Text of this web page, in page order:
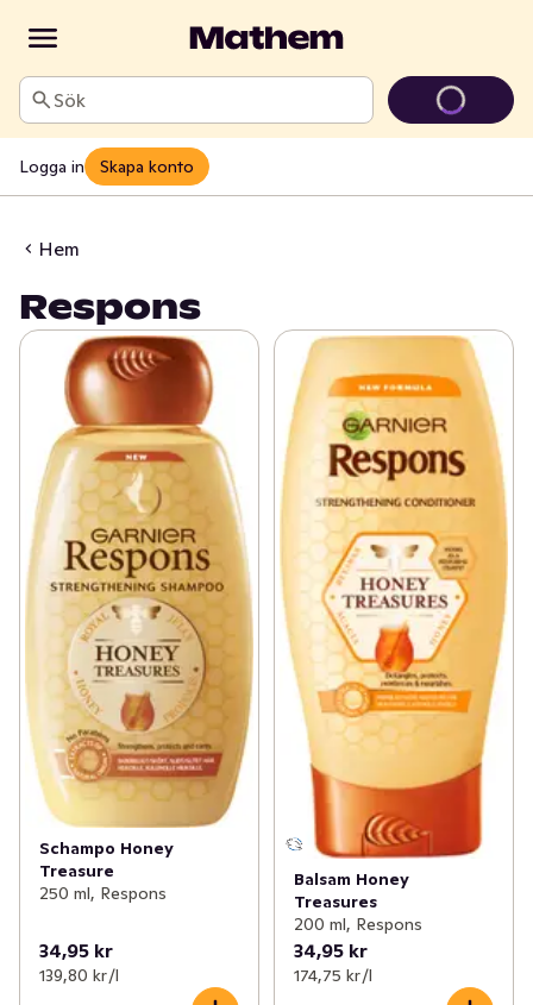
Sök
Logga in Skapa konto
Hem
Respons
Schampo Honey
Treasure
250 ml, Respons
34,95 kr
139,80 kr /l
Balsam Honey
Treasures
200 ml, Respons
34,95 kr
174,75 kr /l